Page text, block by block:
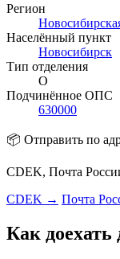
Регион
Населённый пункт
Новосибирск
Тип отделения
О
Подчинённое ОПС
630000
📦 Отправить по
CDEK, Почта
CDEK → Почта
Как доехать